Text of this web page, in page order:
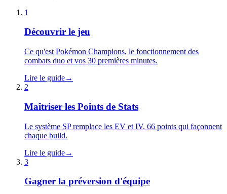
1
Découvrir le jeu
Ce qu'est Pokémon Champions, le fonctionnement des
combats duo et vos 30 premières minutes.
Lire le guide→
2
Maîtriser les Points de Stats
Le système SP remplace les EV et IV. 66 points qui façonnent
chaque build.
Lire le guide→
3
Gagner la préversion d'équipe